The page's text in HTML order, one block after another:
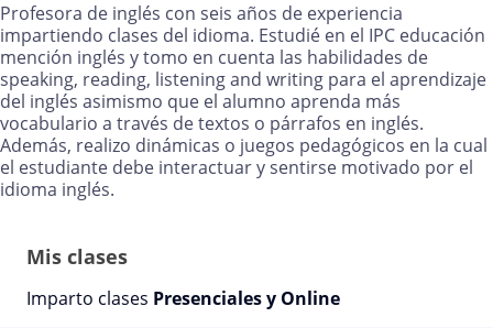
Profesora de inglés con seis años de experiencia
impartiendo clases del idioma. Estudié en el IPC educación
mención inglés y tomo en cuenta las habilidades de
speaking, reading, listening and writing para el aprendizaje
del inglés asimismo que el alumno aprenda más
vocabulario a través de textos o párrafos en inglés.
Además, realizo dinámicas o juegos pedagógicos en la cual
el estudiante debe interactuar y sentirse motivado por el
idioma inglés.
Mis clases
Imparto clases Presenciales y Online